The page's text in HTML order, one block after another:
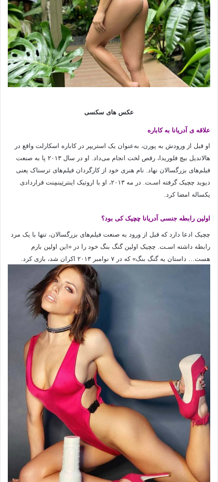
عکس های سکسی
علاقه ی آدریانا به کاباره
او قبل از ورودش به پورن، به‌عنوان یک استریپر در کاباره اسکارلت واقع در
هالاندیل بیچ فلوریدا، رقص لخت انجام می‌داد. او در سال ۲۰۱۳ پا به صنعت
فیلم‌های‌ بزرگسالان نهاد. نام هنری خود از کارگردان فیلم‌های‌ ترسناک یعنی
دیوید چچیک گرفته اسـت. در مه ۲۰۱۳، او با اروتیک اینترتِینمِنت قراردادی
یکساله امضا کرد.
اولین رابطه جنسی آدریانا چچیک کی بود؟
چچیک ادعا دارد که قبل از ورود به صنعت فیلم‌های‌ بزرگسالان، تنها با یک مرد
رابطه داشته اسـت. چچیک اولین گنگ بنگ خود را در «این اولین بارم
هست… داستان یه گنگ بنگ» که در ۷ نوامبر ۲۰۱۳ اکران شد، بازی کرد.